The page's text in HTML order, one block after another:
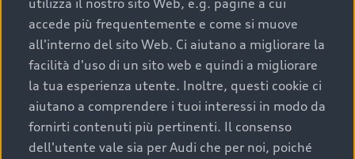
cronologia dei tagliandi: una documentazione
completa della vettura certifica una manutenzione
costante e accurata;
condizioni della carrozzeria e degli interni: una
buona conservazione evidenzia cura e attenzione del
precedente proprietario;
utilizza il nostro sito Web, e.g. pagine a cui
accede più frequentemente e come si muove
all'interno del sito Web. Ci aiutano a migliorare la
facilità d'uso di un sito web e quindi a migliorare
la tua esperienza utente. Inoltre, questi cookie ci
aiutano a comprendere i tuoi interessi in modo da
fornirti contenuti più pertinenti. Il consenso
dell'utente vale sia per Audi che per noi, poiché